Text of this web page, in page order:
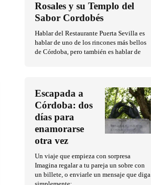
Rosales y su Templo del
Sabor Cordobés
Hablar del Restaurante Puerta Sevilla es
hablar de uno de los rincones más bellos
de Córdoba, pero también es hablar de
Escapada a
Córdoba: dos
días para
enamorarse
otra vez
Un viaje que empieza con sorpresa
Imagina regalar a tu pareja un sobre con
un billete, o enviarle un mensaje que diga